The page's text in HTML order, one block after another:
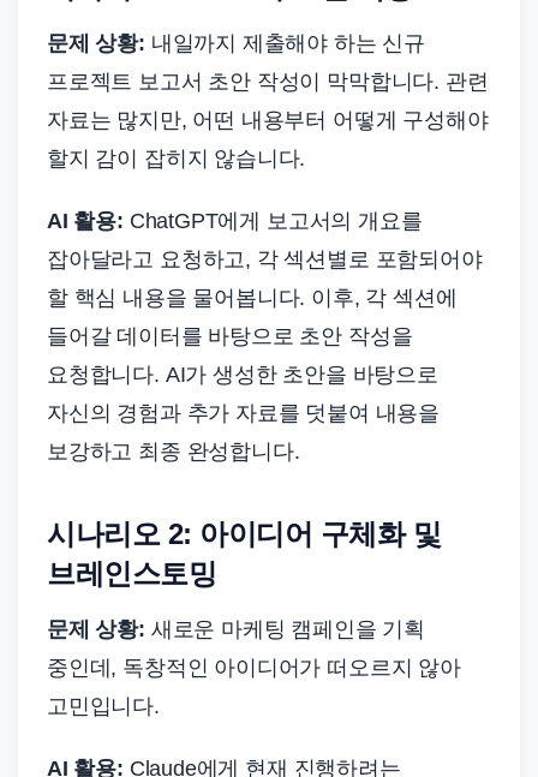
문제 상황: 내일까지 제출해야 하는 신규
프로젝트 보고서 초안 작성이 막막합니다. 관련
자료는 많지만, 어떤 내용부터 어떻게 구성해야
할지 감이 잡히지 않습니다.
AI 활용: ChatGPT에게 보고서의 개요를
잡아달라고 요청하고, 각 섹션별로 포함되어야
할 핵심 내용을 물어봅니다. 이후, 각 섹션에
들어갈 데이터를 바탕으로 초안 작성을
요청합니다. AI가 생성한 초안을 바탕으로
자신의 경험과 추가 자료를 덧붙여 내용을
보강하고 최종 완성합니다.
시나리오 2: 아이디어 구체화 및
브레인스토밍
문제 상황: 새로운 마케팅 캠페인을 기획
중인데, 독창적인 아이디어가 떠오르지 않아
고민입니다.
AI 활용: Claude에게 현재 진행하려는